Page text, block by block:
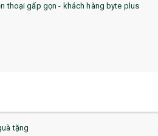
thoại gấp gọn - khách hàng byte plus
tặng